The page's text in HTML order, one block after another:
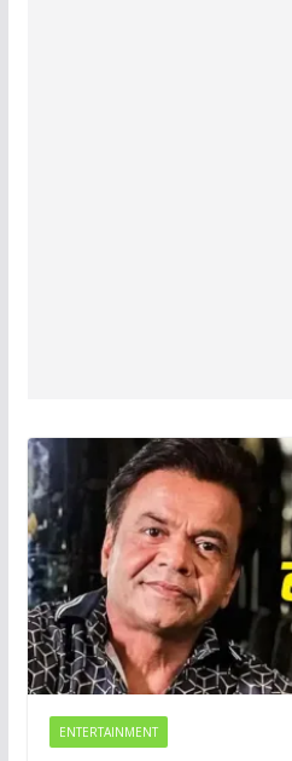
ENTERTAINMENT